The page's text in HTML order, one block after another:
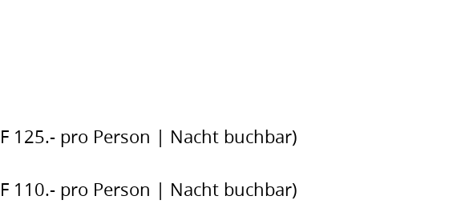
125.- pro Person | Nacht buchbar)
110.- pro Person | Nacht buchbar)